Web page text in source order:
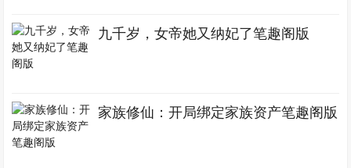
九千岁，女帝她又纳妃了笔趣阁版
家族修仙：开局绑定家族资产笔趣阁版